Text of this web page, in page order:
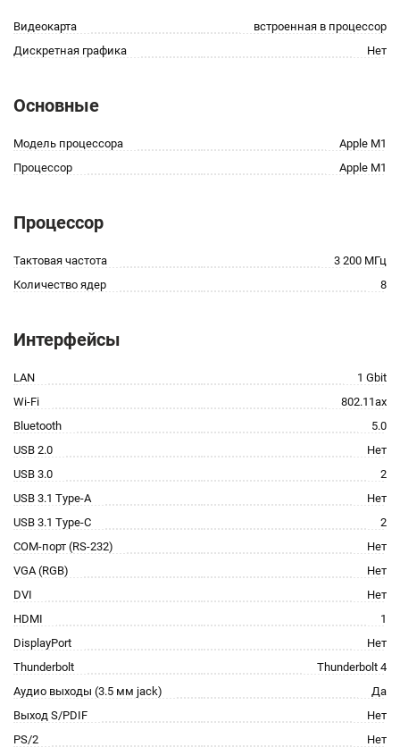
Видеокарта
встроенная в процессор
Дискретная графика
Нет
Основные
Модель процессора
Apple M1
Процессор
Apple M1
Процессор
Тактовая частота
3 200 МГц
Количество ядер
8
Интерфейсы
LAN
1 Gbit
Wi-Fi
802.11ax
Bluetooth
5.0
USB 2.0
Нет
USB 3.0
2
USB 3.1 Type-A
Нет
USB 3.1 Type-C
2
COM-порт (RS-232)
Нет
VGA (RGB)
Нет
DVI
Нет
HDMI
1
DisplayPort
Нет
Thunderbolt
Thunderbolt 4
Аудио выходы (3.5 мм jack)
Да
Выход S/PDIF
Нет
PS/2
Нет